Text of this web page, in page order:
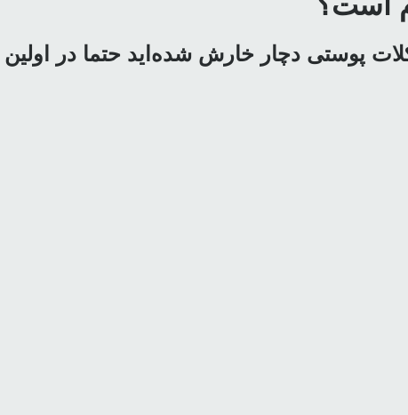
پوستی دچار خارش شده‌‌اید حتما در اولین